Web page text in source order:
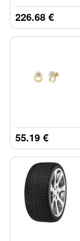
226.68 €
55.19 €